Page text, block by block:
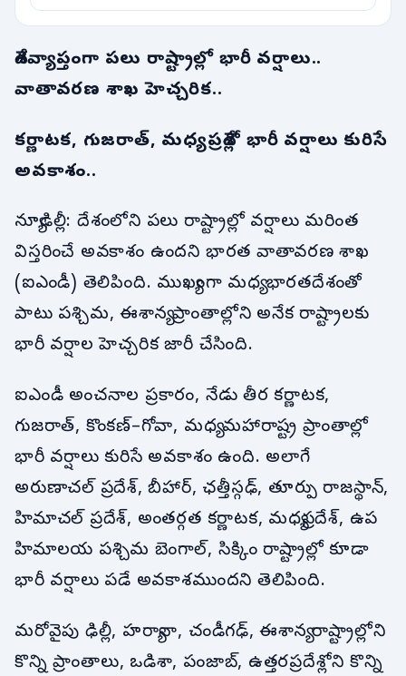
దేశవ్యాప్తంగా పలు రాష్ట్రాల్లో భారీ వర్షాలు..
వాతావరణ శాఖ హెచ్చరిక..
కర్ణాటక, గుజరాత్, మధ్యప్రదేశ్లో భారీ వర్షాలు కురిసే
అవకాశం..
న్యూఢిల్లీ: దేశంలోని పలు రాష్ట్రాల్లో వర్షాలు మరింత
విస్తరించే అవకాశం ఉందని భారత వాతావరణ శాఖ
(ఐఎండీ) తెలిపింది. ముఖ్యంగా మధ్య భారతదేశంతో
పాటు పశ్చిమ, ఈశాన్య ప్రాంతాల్లోని అనేక రాష్ట్రాలకు
భారీ వర్షాల హెచ్చరిక జారీ చేసింది.
ఐఎండీ అంచనాల ప్రకారం, నేడు తీర కర్ణాటక,
గుజరాత్, కొంకణ్–గోవా, మధ్య మహారాష్ట్ర ప్రాంతాల్లో
భారీ వర్షాలు కురిసే అవకాశం ఉంది. అలాగే
అరుణాచల్ ప్రదేశ్, బీహార్, ఛత్తీస్గఢ్, తూర్పు రాజస్థాన్,
హిమాచల్ ప్రదేశ్, అంతర్గత కర్ణాటక, మధ్యప్రదేశ్, ఉప
హిమాలయ పశ్చిమ బెంగాల్, సిక్కిం రాష్ట్రాల్లో కూడా
భారీ వర్షాలు పడే అవకాశముందని తెలిపింది.
మరోవైపు ఢిల్లీ, హర్యానా, చండీగఢ్, ఈశాన్య రాష్ట్రాల్లోని
కొన్ని ప్రాంతాలు, ఒడిశా, పంజాబ్, ఉత్తరప్రదేశ్లోని కొన్ని